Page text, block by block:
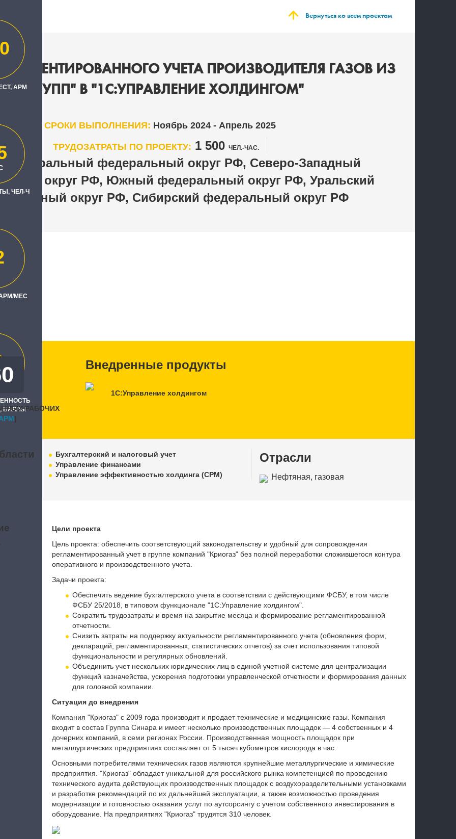
Вернуться ко всем проектам
УЧЕТА ПРОИЗВОДИТЕЛЯ ГАЗОВ ИЗ
"1С:УПП" В "1С:УПРАВЛЕНИЕ ХОЛДИНГОМ"
СРОКИ ВЫПОЛНЕНИЯ: Ноябрь 2024 - Апрель 2025
ТРУДОЗАТРАТЫ ПО ПРОЕКТУ: 1 500 ЧЕЛ.-ЧАС.
Центральный федеральный округ РФ, Северо-Западный
округ РФ, Южный федеральный округ РФ, Уральский
округ РФ, Сибирский федеральный округ РФ
АРМ
ЧЕЛ-Ч
МЕС
БАЛЛЫРАБОЧИХ
)
Внедренные продукты
1С:Управление холдингом
Бухгалтерский и налоговый учет
Управление финансами
Управление эффективностью холдинга (CPM)
Отрасли
Нефтяная, газовая
Цели проекта
Цель проекта: обеспечить соответствующий законодательству и удобный для сопровождения
регламентированный учет в группе компаний "Криогаз" без полной переработки сложившегося контура
оперативного и производственного учета.
Задачи проекта:
Обеспечить ведение бухгалтерского учета в соответствии с действующими ФСБУ, в том числе
ФСБУ 25/2018, в типовом функционале "1С:Управление холдингом".
Сократить трудозатраты и время на закрытие месяца и формирование регламентированной
отчетности.
Снизить затраты на поддержку актуальности регламентированного учета (обновления форм,
деклараций, регламентированных, статистических отчетов) за счет использования типовой
функциональности и регулярных обновлений.
Объединить учет нескольких юридических лиц в единой учетной системе для централизации
функций казначейства, ускорения подготовки управленческой отчетности и формирования данных
для головной компании.
Ситуация до внедрения
Компания "Криогаз" с 2009 года производит и продает технические и медицинские газы. Компания
входит в состав Группа Синара и имеет несколько производственных площадок — 4 собственных и 4
дочерних компаний, в семи регионах России. Производственная мощность площадок при
металлургических предприятиях составляет от 5 тысяч кубометров кислорода в час.
Основными потребителями технических газов являются крупнейшие металлургические и химические
предприятия. "Криогаз" обладает уникальной для российского рынка компетенцией по проведению
технического аудита действующих производственных площадок с воздухоразделительными установками
и разработке рекомендаций по их дальнейшей эксплуатации, а также возможностью проведения
модернизации и готовностью оказания услуг по аутсорсингу с учетом собственного инвестирования в
оборудование. На предприятиях "Криогаз" трудятся 310 человек.